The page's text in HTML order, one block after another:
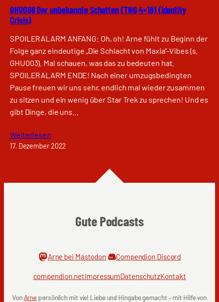
GHU068 Der unbekannte Schatten (TNG 4×18) (Identity
Crisis)
SPOILERALARM ANFANG: Oh, oh! Arne fühlt zu Beginn der
Folge ganz eindeutige „Die Schlacht von Maxia“-Vibes (s.
GHU003). Mal schauen, was das zu bedeuten hat.
SPOILERALARM ENDE! Nach einer umzugsbedingten
Pause freuen wir uns sehr, endlich mal wieder zusammen
zu sitzen und ein wenig über Star Trek zu sprechen! Und es
gibt Dinge, die uns…
Weiterlesen
17. Dezember 2022
Gute Podcasts
Arne bei Mastodon Compendion Discord
compendion.netImpressumDatenschutzKontakt
VonArne persönlich mit viel Liebe und Hingabe gemacht – mit Hilfe von